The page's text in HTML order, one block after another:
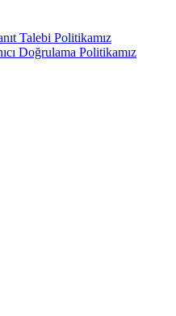
Talebi Politikamız
Doğrulama Politikamız